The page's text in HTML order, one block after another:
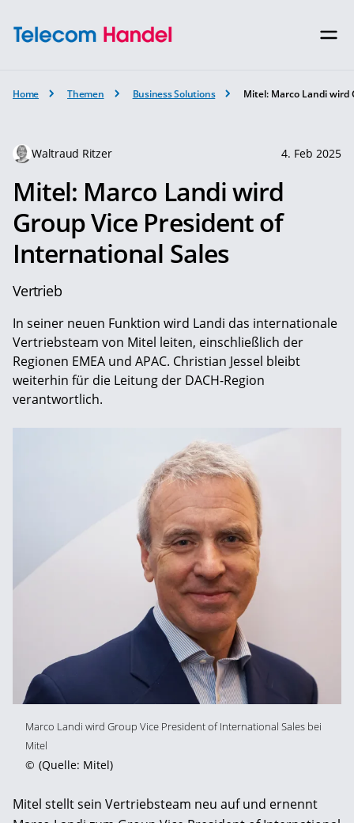
Home Themen Business Solutions Mitel: Marco Landi wird
Waltraud Ritzer 4. Feb 2025
Mitel: Marco Landi wird
Group Vice President of
International Sales
Vertrieb
In seiner neuen Funktion wird Landi das internationale
Vertriebsteam von Mitel leiten, einschließlich der
Regionen EMEA und APAC. Christian Jessel bleibt
weiterhin für die Leitung der DACH-Region
verantwortlich.
Marco Landi wird Group Vice President of International Sales bei
Mitel
© (Quelle: Mitel)
Mitel stellt sein Vertriebsteam neu auf und ernennt